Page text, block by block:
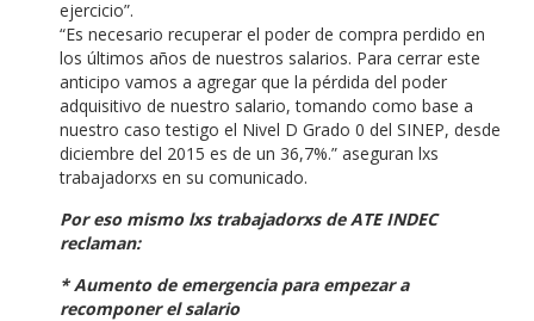
ejercicio”.
“Es necesario recuperar el poder de compra perdido en
los últimos años de nuestros salarios. Para cerrar este
anticipo vamos a agregar que la pérdida del poder
adquisitivo de nuestro salario, tomando como base a
nuestro caso testigo el Nivel D Grado 0 del SINEP, desde
diciembre del 2015 es de un 36,7%.” aseguran lxs
trabajadorxs en su comunicado.
Por eso mismo lxs trabajadorxs de ATE INDEC
reclaman:
* Aumento de emergencia para empezar a
recomponer el salario